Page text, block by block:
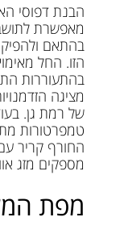
הבנת דפוסי
מאפשרת
בהתאם
הזו. החל
בהתעוררות
מציגה
של רמת גן.
טמפרטורות
החורף קריר
מספקים מזג
מפת